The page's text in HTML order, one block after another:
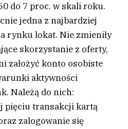
do 7 proc. w skali roku.
jedna z najbardziej
rynku lokat. Nie zmieniły
skorzystanie z oferty,
założyć konto osobiste
aktywności
Należą do nich:
pięciu transakcji kartą
zalogowanie się